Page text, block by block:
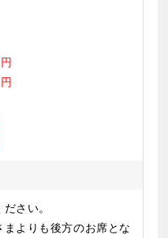
さい。
よりも後方のお席とな